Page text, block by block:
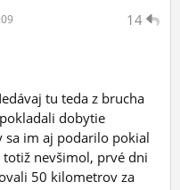
14
tu teda z brucha
dobytie
sa im aj podarilo pokial
totiž nevšimol, prvé dni
50 kilometrov za